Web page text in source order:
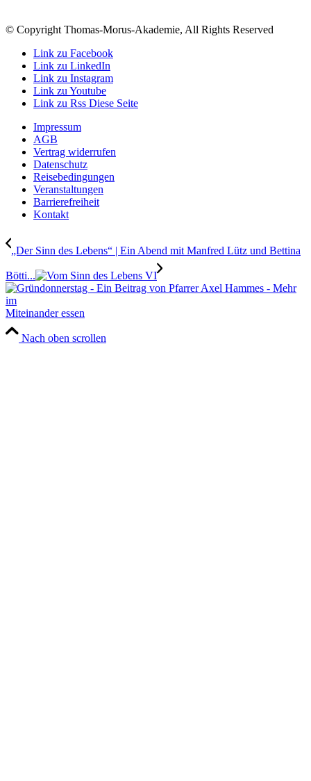
© Copyright Thomas-Morus-Akademie, All Rights Reserved
Link zu Facebook
Link zu LinkedIn
Link zu Instagram
Link zu Youtube
Link zu Rss Diese Seite
Impressum
AGB
Vertrag widerrufen
Datenschutz
Reisebedingungen
Veranstaltungen
Barrierefreiheit
Kontakt
„Der Sinn des Lebens“ | Ein Abend mit Manfred Lütz und Bettina
Bötti...
Miteinander essen
Nach oben scrollen